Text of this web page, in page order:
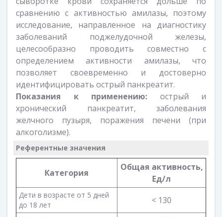
сравнению с активностью амилазы, поэтому
исследование, направленное на диагностику
заболеваний поджелудочной железы,
целесообразно проводить совместно с
определением активности амилазы, что
позволяет своевременно и достоверно
идентифицировать острый панкреатит.
Показания к применению: острый и
хронический панкреатит, заболевания
желчного пузыря, поражения печени (при
алкоголизме).
Референтные значения
Категория
Общая активность,
Ед/л
Дети в возрасте от 5 дней
до 18 лет
< 130